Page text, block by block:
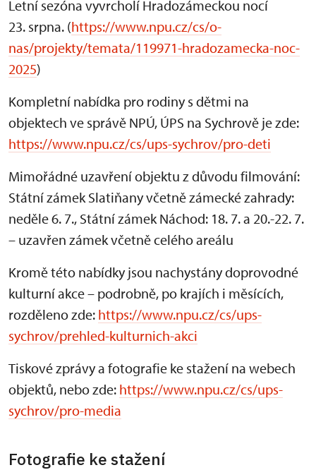
Letní sezóna vyvrcholí Hradozámeckou nocí
23. srpna. (https://www.npu.cz/cs/o-
nas/projekty/temata/119971-hradozamecka-noc-
2025)
Kompletní nabídka pro rodiny s dětmi na
objektech ve správě NPÚ, ÚPS na Sychrově je zde:
https://www.npu.cz/cs/ups-sychrov/pro-deti
Mimořádné uzavření objektu z důvodu filmování:
Státní zámek Slatiňany včetně zámecké zahrady:
neděle 6. 7., Státní zámek Náchod: 18. 7. a 20.-22. 7.
– uzavřen zámek včetně celého areálu
Kromě této nabídky jsou nachystány doprovodné
kulturní akce – podrobně, po krajích i měsících,
rozděleno zde: https://www.npu.cz/cs/ups-
sychrov/prehled-kulturnich-akci
Tiskové zprávy a fotografie ke stažení na webech
objektů, nebo zde: https://www.npu.cz/cs/ups-
sychrov/pro-media
Fotografie ke stažení